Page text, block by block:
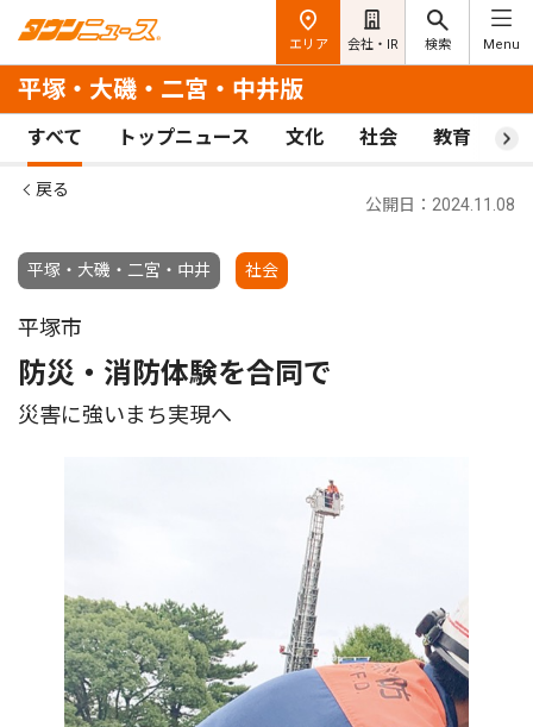
エリア 会社・IR 検索 Menu
平塚・大磯・二宮・中井版
すべて トップニュース 文化 社会 教育 ス
戻る
平塚・大磯・二宮・中井 社会
公開日：2024.11.08
平塚市
防災・消防体験を合同で
災害に強いまち実現へ